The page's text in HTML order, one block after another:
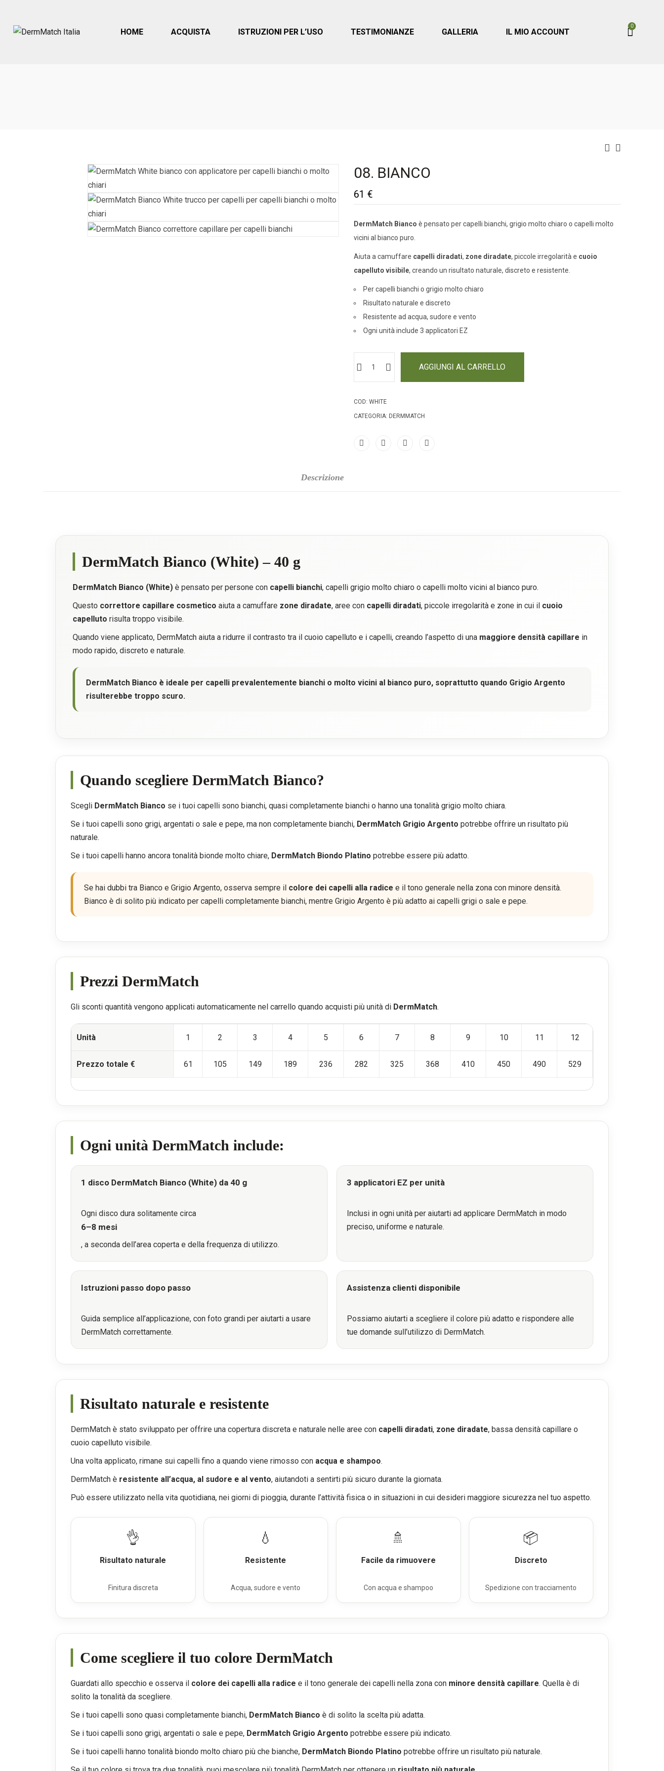
HOME ACQUISTA ISTRUZIONI PER L’USO TESTIMONIANZE GALLERIA IL MIO ACCOUNT
0
08. BIANCO
61 €
DermMatch Bianco è pensato per capelli bianchi, grigio molto chiaro o capelli molto
vicini al bianco puro.
Aiuta a camuffare capelli diradati, zone diradate, piccole irregolarità e cuoio
capelluto visibile, creando un risultato naturale, discreto e resistente.
Per capelli bianchi o grigio molto chiaro
Risultato naturale e discreto
Resistente ad acqua, sudore e vento
Ogni unità include 3 applicatori EZ
AGGIUNGI AL CARRELLO
COD: WHITE
CATEGORIA: DERMMATCH
Descrizione
DermMatch Bianco (White) – 40 g
DermMatch Bianco (White) è pensato per persone con capelli bianchi, capelli grigio molto chiaro o capelli molto vicini al bianco puro.
Questo correttore capillare cosmetico aiuta a camuffare zone diradate, aree con capelli diradati, piccole irregolarità e zone in cui il cuoio
capelluto risulta troppo visibile.
Quando viene applicato, DermMatch aiuta a ridurre il contrasto tra il cuoio capelluto e i capelli, creando l’aspetto di una maggiore densità capillare in
modo rapido, discreto e naturale.
DermMatch Bianco è ideale per capelli prevalentemente bianchi o molto vicini al bianco puro, soprattutto quando Grigio Argento
risulterebbe troppo scuro.
Quando scegliere DermMatch Bianco?
Scegli DermMatch Bianco se i tuoi capelli sono bianchi, quasi completamente bianchi o hanno una tonalità grigio molto chiara.
Se i tuoi capelli sono grigi, argentati o sale e pepe, ma non completamente bianchi, DermMatch Grigio Argento potrebbe offrire un risultato più
naturale.
Se i tuoi capelli hanno ancora tonalità bionde molto chiare, DermMatch Biondo Platino potrebbe essere più adatto.
Se hai dubbi tra Bianco e Grigio Argento, osserva sempre il colore dei capelli alla radice e il tono generale nella zona con minore densità.
Bianco è di solito più indicato per capelli completamente bianchi, mentre Grigio Argento è più adatto ai capelli grigi o sale e pepe.
Prezzi DermMatch
Gli sconti quantità vengono applicati automaticamente nel carrello quando acquisti più unità di DermMatch.
Unità 1 2 3 4 5 6 7 8 9 10 11 12
Prezzo totale € 61 105 149 189 236 282 325 368 410 450 490 529
Ogni unità DermMatch include:
1 disco DermMatch Bianco (White) da 40 g
Ogni disco dura solitamente circa
6–8 mesi
, a seconda dell’area coperta e della frequenza di utilizzo.
3 applicatori EZ per unità
Inclusi in ogni unità per aiutarti ad applicare DermMatch in modo
preciso, uniforme e naturale.
Istruzioni passo dopo passo
Guida semplice all’applicazione, con foto grandi per aiutarti a usare
DermMatch correttamente.
Assistenza clienti disponibile
Possiamo aiutarti a scegliere il colore più adatto e rispondere alle
tue domande sull’utilizzo di DermMatch.
Risultato naturale e resistente
DermMatch è stato sviluppato per offrire una copertura discreta e naturale nelle aree con capelli diradati, zone diradate, bassa densità capillare o
cuoio capelluto visibile.
Una volta applicato, rimane sui capelli fino a quando viene rimosso con acqua e shampoo.
DermMatch è resistente all’acqua, al sudore e al vento, aiutandoti a sentirti più sicuro durante la giornata.
Può essere utilizzato nella vita quotidiana, nei giorni di pioggia, durante l’attività fisica o in situazioni in cui desideri maggiore sicurezza nel tuo aspetto.
👌
Risultato naturale
Finitura discreta
💧
Resistente
Acqua, sudore e vento
🚿
Facile da rimuovere
Con acqua e shampoo
📦
Discreto
Spedizione con tracciamento
Come scegliere il tuo colore DermMatch
Guardati allo specchio e osserva il colore dei capelli alla radice e il tono generale dei capelli nella zona con minore densità capillare. Quella è di
solito la tonalità da scegliere.
Se i tuoi capelli sono quasi completamente bianchi, DermMatch Bianco è di solito la scelta più adatta.
Se i tuoi capelli sono grigi, argentati o sale e pepe, DermMatch Grigio Argento potrebbe essere più indicato.
Se i tuoi capelli hanno tonalità biondo molto chiaro più che bianche, DermMatch Biondo Platino potrebbe offrire un risultato più naturale.